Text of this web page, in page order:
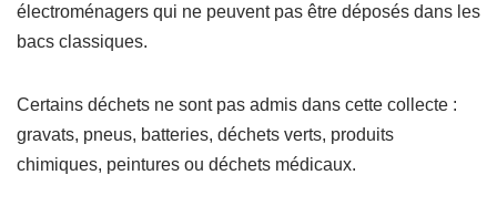
électroménagers qui ne peuvent pas être déposés dans les
bacs classiques.
Certains déchets ne sont pas admis dans cette collecte :
gravats, pneus, batteries, déchets verts, produits
chimiques, peintures ou déchets médicaux.